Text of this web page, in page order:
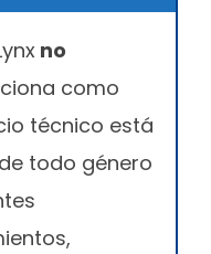
no
como
técnico está
todo género